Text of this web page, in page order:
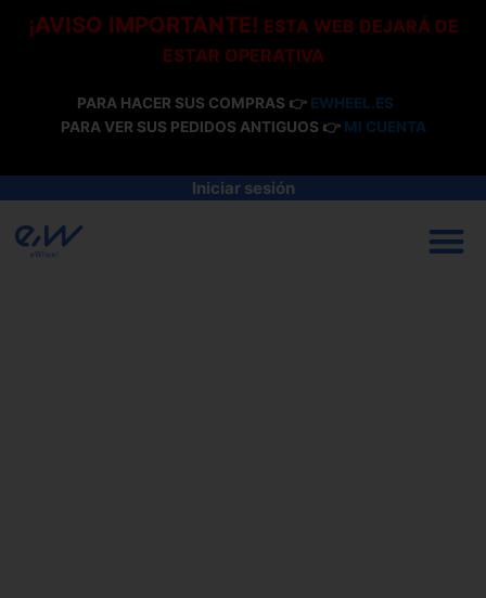
¡AVISO IMPORTANTE! ESTA WEB DEJARÁ DE
ESTAR OPERATIVA
PARA HACER SUS COMPRAS 👉 EWHEEL.ES
PARA VER SUS PEDIDOS ANTIGUOS 👉 MI CUENTA
Iniciar sesión